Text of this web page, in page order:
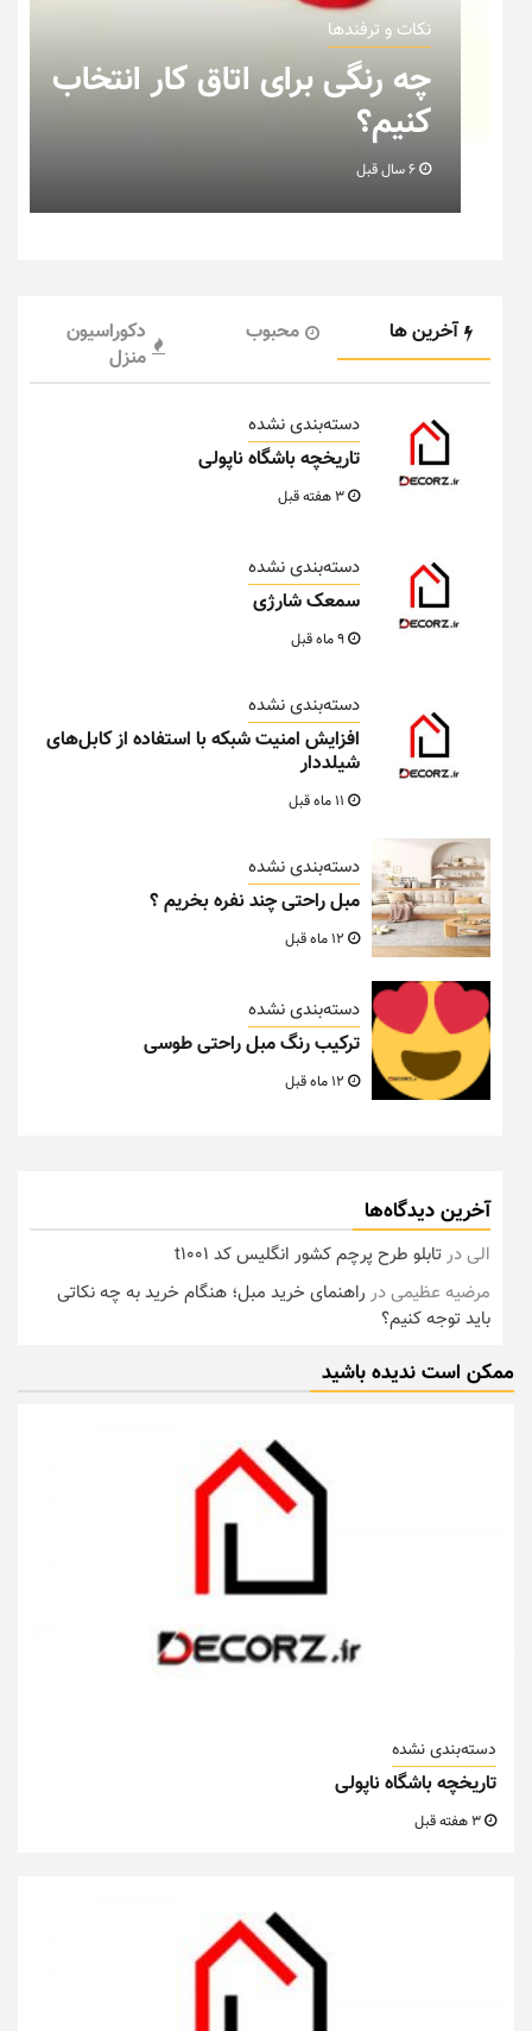
نکات و ترفندها
نکاتی که باید به هنگام چیدمان
خانه عروس بدانیم + تصویر
آخرین ها محبوب
دکوراسیون
منزل
دسته‌بندی نشده
تاریخچه باشگاه ناپولی
دسته‌بندی نشده
سمعک شارژی
دسته‌بندی نشده
افزایش امنیت شبکه با استفاده از کابل‌های
شیلددار
دسته‌بندی نشده
مبل راحتی چند نفره بخریم ؟
دسته‌بندی نشده
ترکیب رنگ مبل راحتی طوسی
آخرین دیدگاه‌ها
الیدرتابلو طرح پرچم کشور انگلیس کد t1001
مرضیه عظیمیدر راهنمای خرید مبل؛ هنگام خرید به چه نکاتی
باید توجه کنیم؟
ممکن است ندیده باشید
دسته‌بندی نشده
تاریخچه باشگاه ناپولی